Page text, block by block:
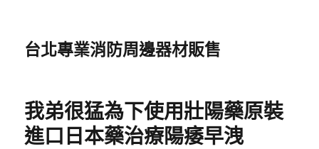
台北專業消防周邊器材販售
我弟很猛為下使用壯陽藥原裝
進口日本藥治療陽痿早洩